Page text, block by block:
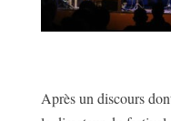
Après un discours